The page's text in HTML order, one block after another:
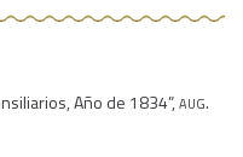
Año de 1834”,aug.